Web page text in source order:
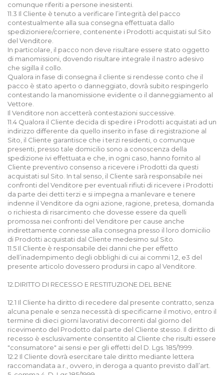
comunque riferiti a persone inesistenti.
11.3 Il Cliente è tenuto a verificare l’integrità del pacco
contestualmente alla sua consegna effettuata dallo
spedizioniere/corriere, contenente i Prodotti acquistati sul Sito
del Venditore.
In particolare, il pacco non deve risultare essere stato oggetto
di manomissioni, dovendo risultare integrale il nastro adesivo
che sigilla il collo.
Qualora in fase di consegna il cliente si rendesse conto che il
pacco è stato aperto o danneggiato, dovrà subito respingerlo
contestando la manomissione evidente o il danneggiamento al
Vettore.
Il Venditore non accetterà contestazioni successive.
11.4 Qualora il Cliente decida di spedire i Prodotti acquistati ad un
indirizzo differente da quello inserito in fase di registrazione al
Sito, il Cliente garantisce che i terzi residenti, o comunque
presenti, presso tale domicilio sono a conoscenza della
spedizione ivi effettuata e che, in ogni caso, hanno fornito al
Cliente preventivo consenso a ricevere i Prodotti da questi
acquistati sul Sito. In tal senso, il Cliente sarà responsabile nei
confronti del Venditore per eventuali rifiuti di ricevere i Prodotti
da parte dei detti terzi e si impegna a manlevare e tenere
indenne il Venditore da ogni azione, ragione, pretesa, domanda
o richiesta di risarcimento che dovesse essere da quelli
promossa nei confronti del Venditore per cause anche
indirettamente connesse alla consegna presso il loro domicilio
di Prodotti acquistati dal Cliente medesimo sul Sito.
11.5 Il Cliente è responsabile dei danni che per effetto
dell’inadempimento degli obblighi di cui ai commi 1,2, e3 del
presente articolo dovessero prodursi in capo al Venditore.
12.DIRITTO DI RECESSO E RESTITUZIONE DEL BENE
12.1 Il Cliente ha diritto di recedere dal presente contratto, senza
alcuna penale e senza necessità di specificarne il motivo, entro il
termine di dieci giorni lavorativi decorrenti dal giorno del
ricevimento del Prodotto dal parte del Cliente stesso. Il diritto di
recesso è esclusivamente consentito al Cliente che risulti essere
"consumatore" ai sensi e per gli effetti del D. Lgs. 185/1999.
12.2 Il Cliente dovrà esercitare tale diritto mediante lettera
raccomandata a.r., ovvero, in deroga a quanto previsto dall’art.